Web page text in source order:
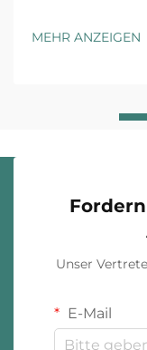
Gegebenheiten.
MEHR ANZEIGEN
Unser
E-Mail